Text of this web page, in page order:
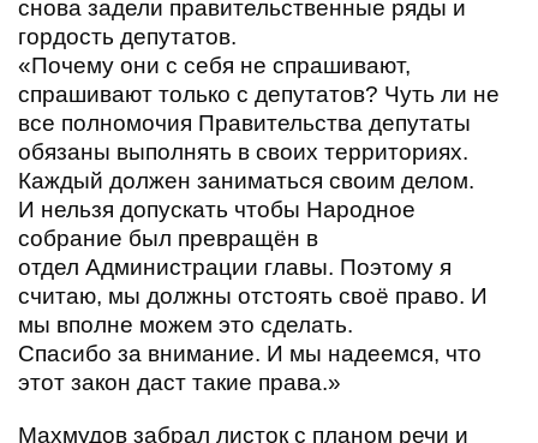
снова задели правительственные ряды и
гордость депутатов.
«Почему они с себя не спрашивают,
спрашивают только с депутатов? Чуть ли не
все полномочия Правительства депутаты
обязаны выполнять в своих территориях.
Каждый должен заниматься своим делом.
И нельзя допускать чтобы Народное
собрание был превращён в
отдел Администрации главы. Поэтому я
считаю, мы должны отстоять своё право. И
мы вполне можем это сделать.
Спасибо за внимание. И мы надеемся, что
этот закон даст такие права.»
Махмудов забрал листок с планом речи и